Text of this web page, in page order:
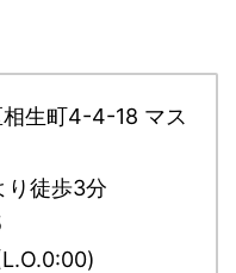
相生町4-4-18 マス
り徒歩3分